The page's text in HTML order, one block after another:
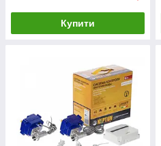
Купити